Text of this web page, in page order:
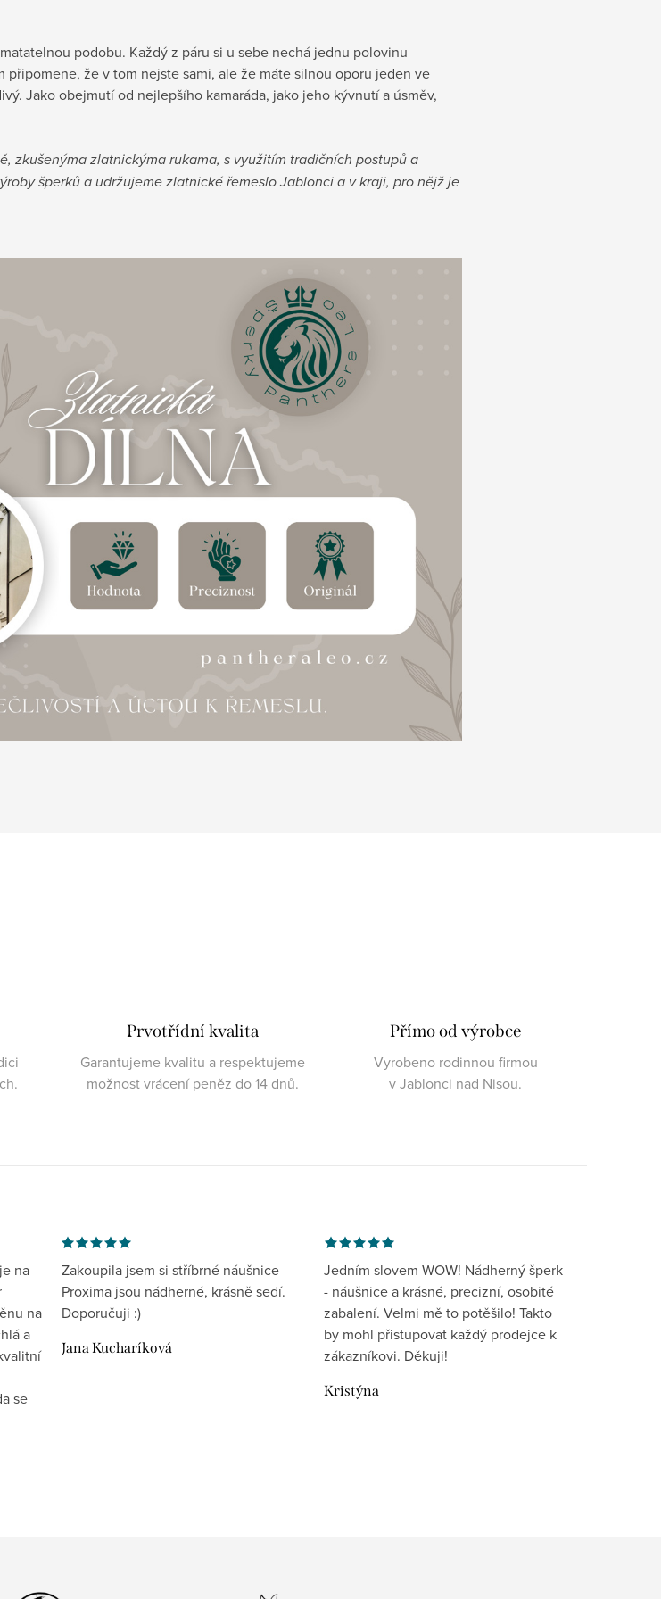
podobu. Každý z páru si u sebe nechá jednu polovinu
že v tom nejste sami, ale že máte silnou oporu jeden ve
Jako obejmutí od nejlepšího kamaráda, jako jeho kývnutí a úsměv,
zkušenýma zlatnickýma rukama, s využitím tradičních postupů a
šperků a udržujeme zlatnické řemeslo Jablonci a v kraji, pro nějž je
Prvotřídní kvalita
Garantujeme kvalitu a respektujeme
možnost vrácení peněz do 14 dnů.
Přímo od výrobce
Vyrobeno rodinnou firmou
v Jablonci nad Nisou.
na
na
a
se
Zakoupila jsem si stříbrné náušnice
Proxima jsou nádherné, krásně sedí.
Doporučuji :)
Jana Kucharíková
Jedním slovem WOW! Nádherný šperk
- náušnice a krásné, precizní, osobité
zabalení. Velmi mě to potěšilo! Takto
by mohl přistupovat každý prodejce k
zákazníkovi. Děkuji!
Kristýna